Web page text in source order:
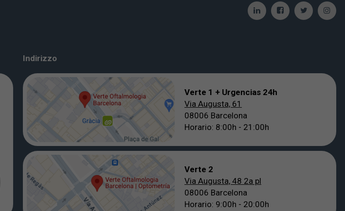
Indirizzo
Verte 1 + Urgencias 24h
Via Augusta, 61
08006 Barcelona
Horario: 8:00h - 21:00h
Verte 2
Via Augusta, 48 2a pl
08006 Barcelona
Horario: 9:00h - 20:00h